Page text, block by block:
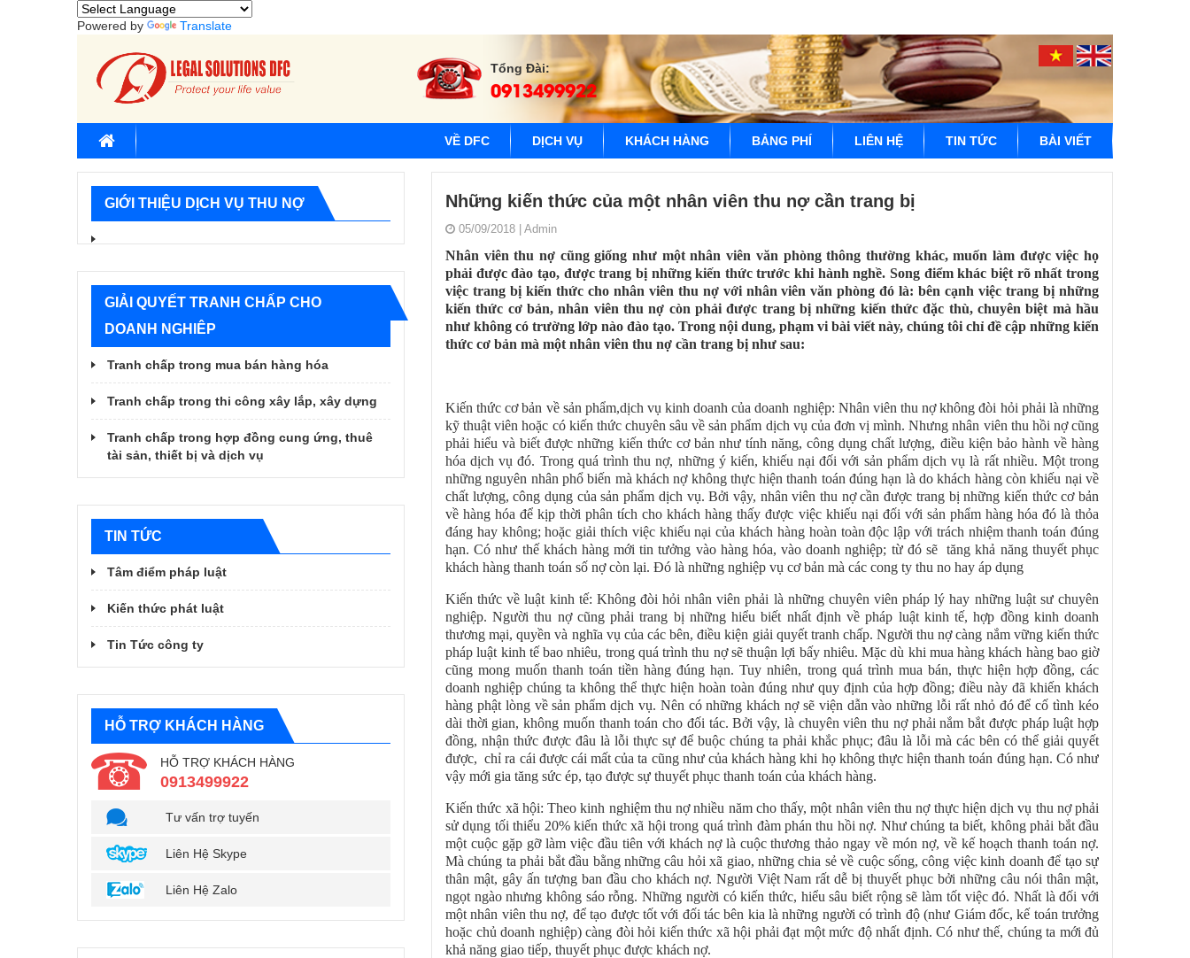
Powered by Translate
Tổng Đài:
0913499922
VỀ DFC DỊCH VỤ KHÁCH HÀNG BẢNG PHÍ LIÊN HỆ TIN TỨC BÀI VIẾT
Những kiến thức của một nhân viên thu nợ cần trang bị
05/09/2018 Admin
Nhân viên thu nợ cũng giống như một nhân viên văn phòng thông thường khác, muốn làm được việc họ
phải được đào tạo, được trang bị những kiến thức trước khi hành nghề. Song điểm khác biệt rõ nhất trong
việc trang bị kiến thức cho nhân viên thu nợ với nhân viên văn phòng đó là: bên cạnh việc trang bị những
kiến thức cơ bản, nhân viên thu nợ còn phải được trang bị những kiến thức đặc thù, chuyên biệt mà hầu
như không có trường lớp nào đào tạo. Trong nội dung, phạm vi bài viết này, chúng tôi chỉ đề cập những kiến
thức cơ bản mà một nhân viên thu nợ cần trang bị như sau:
Kiến thức cơ bản về sản phẩm,dịch vụ kinh doanh của doanh nghiệp: Nhân viên thu nợ không đòi hỏi phải là những
kỹ thuật viên hoặc có kiến thức chuyên sâu về sản phẩm dịch vụ của đơn vị mình. Nhưng nhân viên thu hồi nợ cũng
phải hiểu và biết được những kiến thức cơ bản như tính năng, công dụng chất lượng, điều kiện bảo hành về hàng
hóa dịch vụ đó. Trong quá trình thu nợ, những ý kiến, khiếu nại đối với sản phẩm dịch vụ là rất nhiều. Một trong
những nguyên nhân phổ biến mà khách nợ không thực hiện thanh toán đúng hạn là do khách hàng còn khiếu nại về
chất lượng, công dụng của sản phẩm dịch vụ. Bởi vậy, nhân viên thu nợ cần được trang bị những kiến thức cơ bản
về hàng hóa để kịp thời phân tích cho khách hàng thấy được việc khiếu nại đối với sản phẩm hàng hóa đó là thỏa
đáng hay không; hoặc giải thích việc khiếu nại của khách hàng hoàn toàn độc lập với trách nhiệm thanh toán đúng
hạn. Có như thế khách hàng mới tin tưởng vào hàng hóa, vào doanh nghiệp; từ đó sẽ tăng khả năng thuyết phục
khách hàng thanh toán số nợ còn lại. Đó là những nghiệp vụ cơ bản mà các cong ty thu no hay áp dụng
Kiến thức về luật kinh tế: Không đòi hỏi nhân viên phải là những chuyên viên pháp lý hay những luật sư chuyên
nghiệp. Người thu nợ cũng phải trang bị những hiểu biết nhất định về pháp luật kinh tế, hợp đồng kinh doanh
thương mại, quyền và nghĩa vụ của các bên, điều kiện giải quyết tranh chấp. Người thu nợ càng nắm vững kiến thức
pháp luật kinh tế bao nhiêu, trong quá trình thu nợ sẽ thuận lợi bấy nhiêu. Mặc dù khi mua hàng khách hàng bao giờ
cũng mong muốn thanh toán tiền hàng đúng hạn. Tuy nhiên, trong quá trình mua bán, thực hiện hợp đồng, các
doanh nghiệp chúng ta không thể thực hiện hoàn toàn đúng như quy định của hợp đồng; điều này đã khiến khách
hàng phật lòng về sản phẩm dịch vụ. Nên có những khách nợ sẽ viện dẫn vào những lỗi rất nhỏ đó để cố tình kéo
dài thời gian, không muốn thanh toán cho đối tác. Bởi vậy, là chuyên viên thu nợ phải nắm bắt được pháp luật hợp
đồng, nhận thức được đâu là lỗi thực sự để buộc chúng ta phải khắc phục; đâu là lỗi mà các bên có thể giải quyết
được, chỉ ra cái được cái mất của ta cũng như của khách hàng khi họ không thực hiện thanh toán đúng hạn. Có như
vậy mới gia tăng sức ép, tạo được sự thuyết phục thanh toán của khách hàng.
Kiến thức xã hội: Theo kinh nghiệm thu nợ nhiều năm cho thấy, một nhân viên thu nợ thực hiện dịch vụ thu nợ phải
sử dụng tối thiểu 20% kiến thức xã hội trong quá trình đàm phán thu hồi nợ. Như chúng ta biết, không phải bắt đầu
một cuộc gặp gỡ làm việc đầu tiên với khách nợ là cuộc thương thảo ngay về món nợ, về kế hoạch thanh toán nợ.
Mà chúng ta phải bắt đầu bằng những câu hỏi xã giao, những chia sẻ về cuộc sống, công việc kinh doanh để tạo sự
thân mật, gây ấn tượng ban đầu cho khách nợ. Người Việt Nam rất dễ bị thuyết phục bởi những câu nói thân mật,
ngọt ngào nhưng không sáo rỗng. Những người có kiến thức, hiểu sâu biết rộng sẽ làm tốt việc đó. Nhất là đối với
một nhân viên thu nợ, để tạo được tốt với đối tác bên kia là những người có trình độ (như Giám đốc, kế toán trưởng
hoặc chủ doanh nghiệp) càng đòi hỏi kiến thức xã hội phải đạt một mức độ nhất định. Có như thế, chúng ta mới đủ
khả năng giao tiếp, thuyết phục được khách nợ.
GIỚI THIỆU DỊCH VỤ THU NỢ
GIẢI QUYẾT TRANH CHẤP CHO
DOANH NGHIÊP
Tranh chấp trong mua bán hàng hóa
Tranh chấp trong thi công xây lắp, xây dựng
Tranh chấp trong hợp đồng cung ứng, thuê
tài sản, thiết bị và dịch vụ
TIN TỨC
Tâm điểm pháp luật
Kiến thức phát luật
Tin Tức công ty
HỖ TRỢ KHÁCH HÀNG
HỖ TRỢ KHÁCH HÀNG
0913499922
Tư vấn trợ tuyến
Liên Hệ Skype
Liên Hệ Zalo